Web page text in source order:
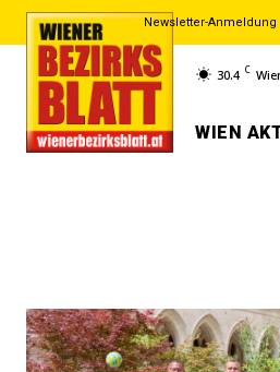
Newsletter-Anmeldung
30.4 C
WIEN